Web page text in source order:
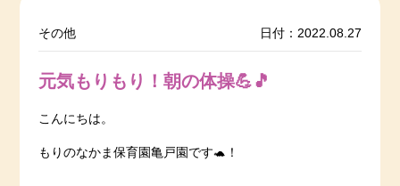
その他 日付：2022.08.27
元気もりもり！朝の体操💪🎵
こんにちは。
もりのなかま保育園亀戸園です🐢！